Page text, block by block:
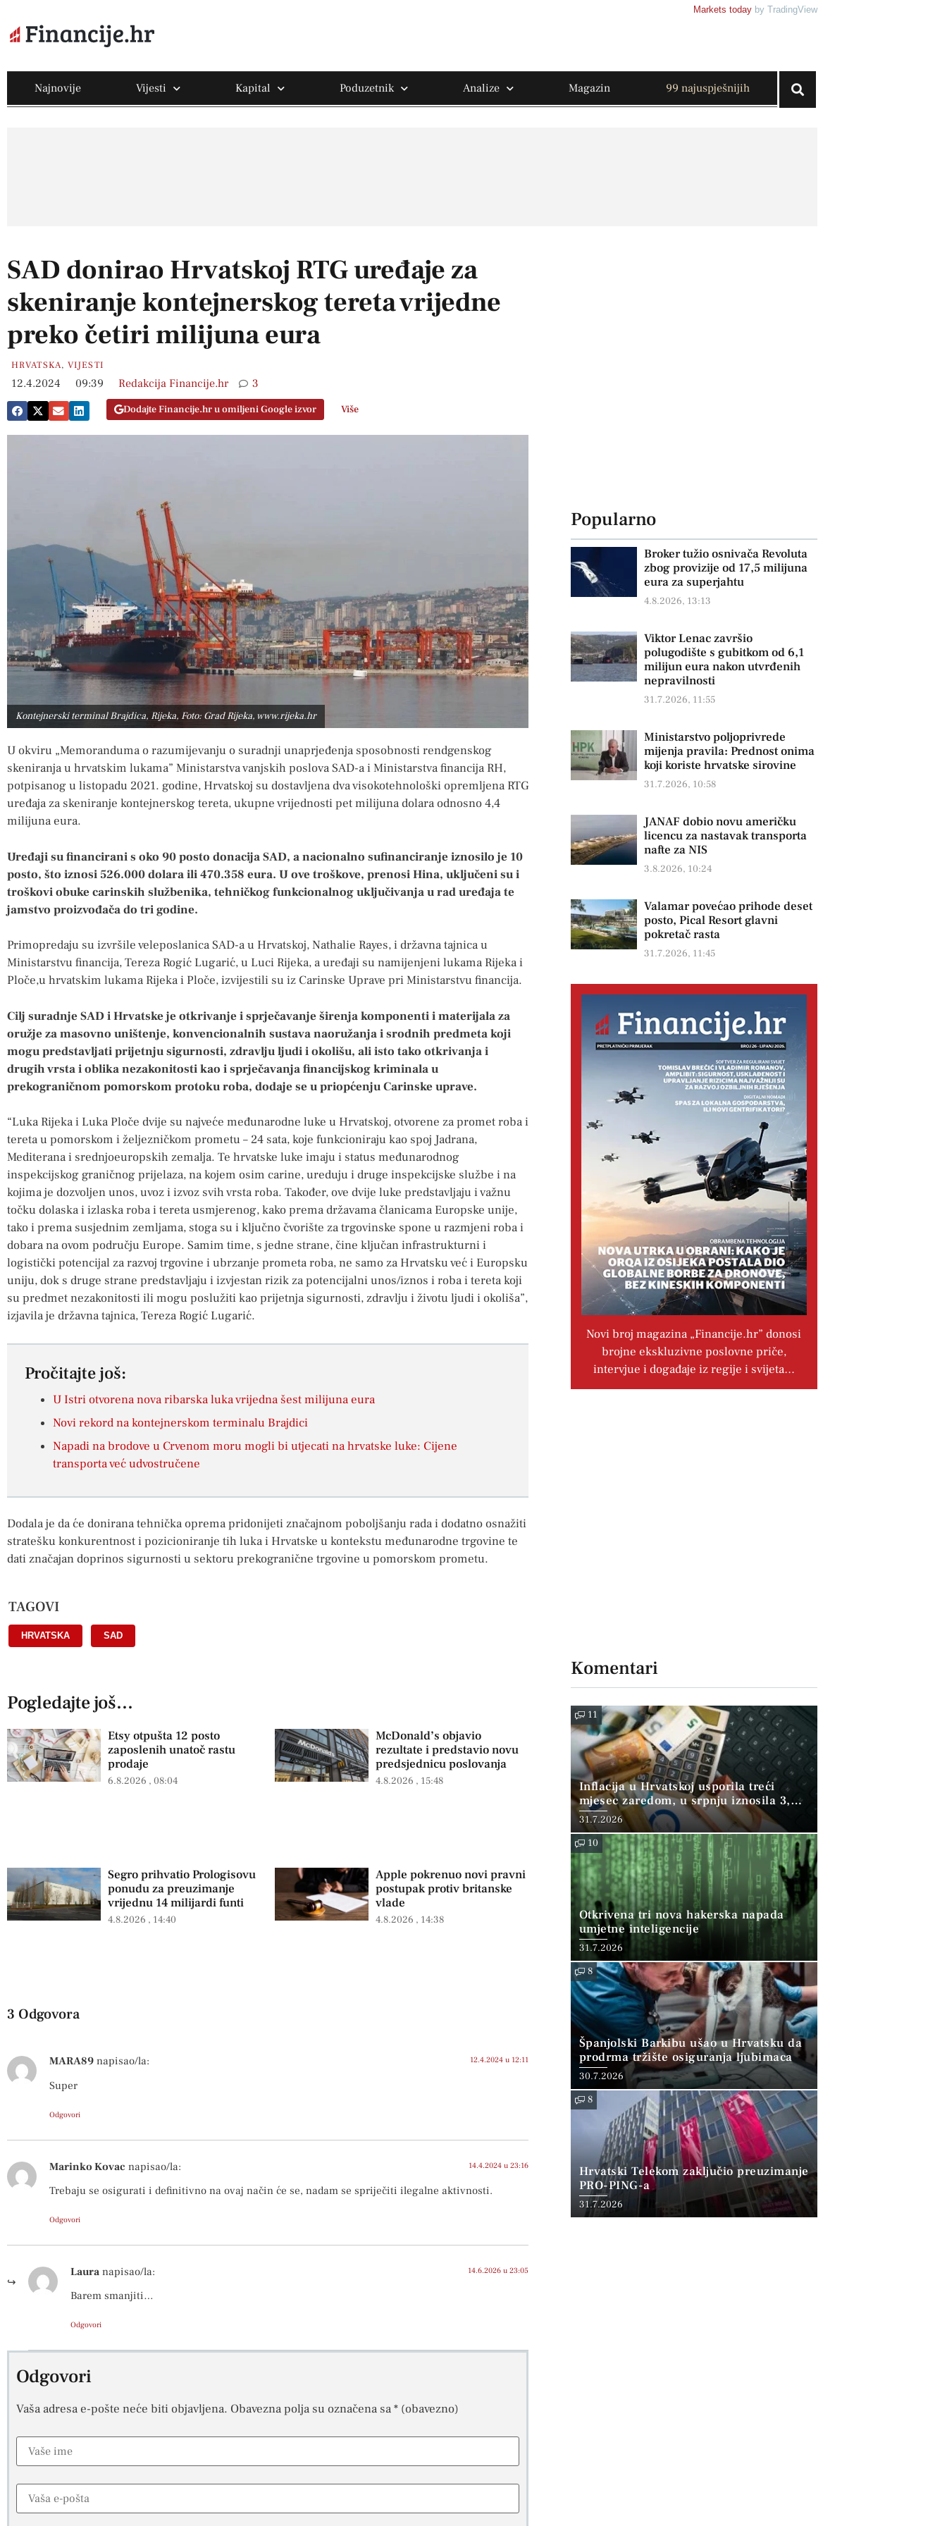
Markets today by TradingView
Najnovije Vijesti Kapital Poduzetnik Analize Magazin 99 najuspješnijih
SAD donirao Hrvatskoj RTG uređaje za
skeniranje kontejnerskog tereta vrijedne
preko četiri milijuna eura
HRVATSKA,VIJESTI
12.4.2024 09:39 Redakcija Financije.hr 3
Dodajte Financije.hr u omiljeni Google izvor Više
Kontejnerski terminal Brajdica, Rijeka, Foto: Grad Rijeka, www.rijeka.hr
U okviru „Memoranduma o razumijevanju o suradnji unaprjeđenja sposobnosti rendgenskog
skeniranja u hrvatskim lukama” Ministarstva vanjskih poslova SAD-a i Ministarstva financija RH,
potpisanog u listopadu 2021. godine, Hrvatskoj su dostavljena dva visokotehnološki opremljena RTG
uređaja za skeniranje kontejnerskog tereta, ukupne vrijednosti pet milijuna dolara odnosno 4,4
milijuna eura.
Uređaji su financirani s oko 90 posto donacija SAD, a nacionalno sufinanciranje iznosilo je 10
posto, što iznosi 526.000 dolara ili 470.358 eura. U ove troškove, prenosi Hina, uključeni su i
troškovi obuke carinskih službenika, tehničkog funkcionalnog uključivanja u rad uređaja te
jamstvo proizvođača do tri godine.
Primopredaju su izvršile veleposlanica SAD-a u Hrvatskoj, Nathalie Rayes, i državna tajnica u
Ministarstvu financija, Tereza Rogić Lugarić, u Luci Rijeka, a uređaji su namijenjeni lukama Rijeka i
Ploče,u hrvatskim lukama Rijeka i Ploče, izvijestili su iz Carinske Uprave pri Ministarstvu financija.
Cilj suradnje SAD i Hrvatske je otkrivanje i sprječavanje širenja komponenti i materijala za
oružje za masovno uništenje, konvencionalnih sustava naoružanja i srodnih predmeta koji
mogu predstavljati prijetnju sigurnosti, zdravlju ljudi i okolišu, ali isto tako otkrivanja i
drugih vrsta i oblika nezakonitosti kao i sprječavanja financijskog kriminala u
prekograničnom pomorskom protoku roba, dodaje se u priopćenju Carinske uprave.
“Luka Rijeka i Luka Ploče dvije su najveće međunarodne luke u Hrvatskoj, otvorene za promet roba i
tereta u pomorskom i željezničkom prometu – 24 sata, koje funkcioniraju kao spoj Jadrana,
Mediterana i srednjoeuropskih zemalja. Te hrvatske luke imaju i status međunarodnog
inspekcijskog graničnog prijelaza, na kojem osim carine, ureduju i druge inspekcijske službe i na
kojima je dozvoljen unos, uvoz i izvoz svih vrsta roba. Također, ove dvije luke predstavljaju i važnu
točku dolaska i izlaska roba i tereta usmjerenog, kako prema državama članicama Europske unije,
tako i prema susjednim zemljama, stoga su i ključno čvorište za trgovinske spone u razmjeni roba i
dobara na ovom području Europe. Samim time, s jedne strane, čine ključan infrastrukturni i
logistički potencijal za razvoj trgovine i ubrzanje prometa roba, ne samo za Hrvatsku već i Europsku
uniju, dok s druge strane predstavljaju i izvjestan rizik za potencijalni unos/iznos i roba i tereta koji
su predmet nezakonitosti ili mogu poslužiti kao prijetnja sigurnosti, zdravlju i životu ljudi i okoliša”,
izjavila je državna tajnica, Tereza Rogić Lugarić.
Pročitajte još:
U Istri otvorena nova ribarska luka vrijedna šest milijuna eura
Novi rekord na kontejnerskom terminalu Brajdici
Napadi na brodove u Crvenom moru mogli bi utjecati na hrvatske luke: Cijene
transporta već udvostručene
Dodala je da će donirana tehnička oprema pridonijeti značajnom poboljšanju rada i dodatno osnažiti
stratešku konkurentnost i pozicioniranje tih luka i Hrvatske u kontekstu međunarodne trgovine te
dati značajan doprinos sigurnosti u sektoru prekogranične trgovine u pomorskom prometu.
TAGOVI
HRVATSKA SAD
Pogledajte još...
Etsy otpušta 12 posto
zaposlenih unatoč rastu
prodaje
6.8.2026 08:04
McDonald’s objavio
rezultate i predstavio novu
predsjednicu poslovanja
4.8.2026 15:48
Segro prihvatio Prologisovu
ponudu za preuzimanje
vrijednu 14 milijardi funti
4.8.2026 14:40
Apple pokrenuo novi pravni
postupak protiv britanske
vlade
4.8.2026 14:38
3 Odgovora
MARA89 napisao/la: 12.4.2024 u 12:11
Super
Odgovori
Marinko Kovac napisao/la: 14.4.2024 u 23:16
Trebaju se osigurati i definitivno na ovaj način će se, nadam se spriječiti ilegalne aktivnosti.
Odgovori
Laura napisao/la: 14.6.2026 u 23:05
Barem smanjiti…
Odgovori
Odgovori
Vaša adresa e-pošte neće biti objavljena. Obavezna polja su označena sa* (obavezno)
Popularno
Broker tužio osnivača Revoluta
zbog provizije od 17,5 milijuna
eura za superjahtu
4.8.2026, 13:13
Viktor Lenac završio
polugodište s gubitkom od 6,1
milijun eura nakon utvrđenih
nepravilnosti
31.7.2026, 11:55
Ministarstvo poljoprivrede
mijenja pravila: Prednost onima
koji koriste hrvatske sirovine
31.7.2026, 10:58
JANAF dobio novu američku
licencu za nastavak transporta
nafte za NIS
3.8.2026, 10:24
Valamar povećao prihode deset
posto, Pical Resort glavni
pokretač rasta
31.7.2026, 11:45
Novi broj magazina „Financije.hr” donosi
brojne ekskluzivne poslovne priče,
intervjue i događaje iz regije i svijeta…
Komentari
11
Inflacija u Hrvatskoj usporila treći
mjesec zaredom, u srpnju iznosila 3,9
posto
31.7.2026
10
Otkrivena tri nova hakerska napada
umjetne inteligencije
31.7.2026
8
Španjolski Barkibu ušao u Hrvatsku da
prodrma tržište osiguranja ljubimaca
30.7.2026
8
Hrvatski Telekom zaključio preuzimanje
PRO-PING-a
31.7.2026